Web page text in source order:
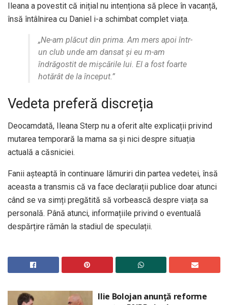
Ileana a povestit că inițial nu intenționa să plece în vacanță,
însă întâlnirea cu Daniel i-a schimbat complet viața.
„Ne-am plăcut din prima. Am mers apoi într-
un club unde am dansat și eu m-am
îndrăgostit de mișcările lui. El a fost foarte
hotărât de la început.”
Vedeta preferă discreția
Deocamdată, Ileana Sterp nu a oferit alte explicații privind
mutarea temporară la mama sa și nici despre situația
actuală a căsniciei.
Fanii așteaptă în continuare lămuriri din partea vedetei, însă
aceasta a transmis că va face declarații publice doar atunci
când se va simți pregătită să vorbească despre viața sa
personală. Până atunci, informațiile privind o eventuală
despărțire rămân la stadiul de speculații.
Ilie Bolojan anunță reforme